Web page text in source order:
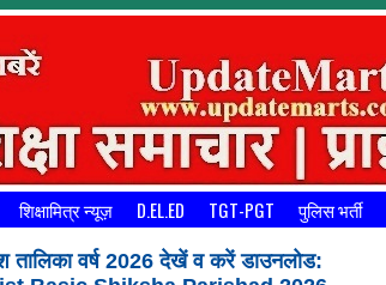
शिक्षामित्र न्यूज़ D.EL.ED TGT-PGT पुलिस भर्ती
तालिका वर्ष 2026 देखें व करें डाउनलोड: